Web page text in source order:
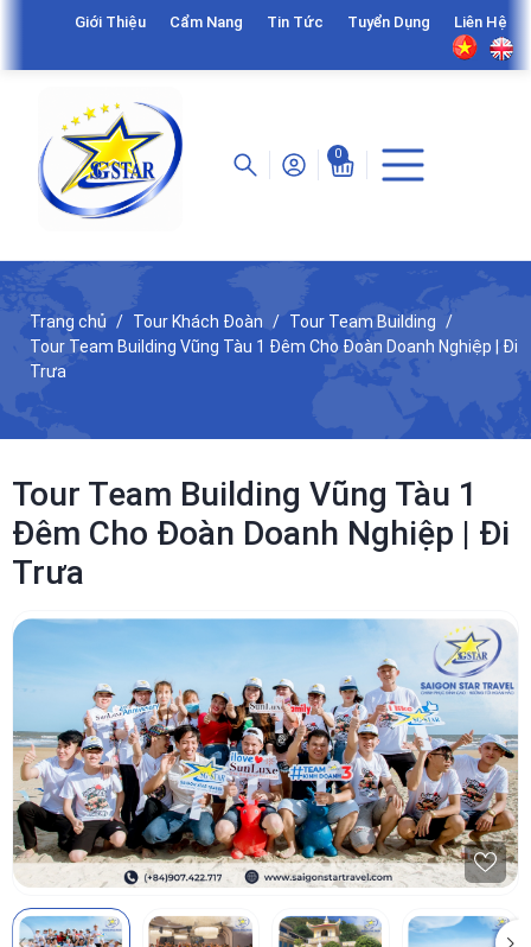
Giới Thiệu Cẩm Nang Tin Tức Tuyển Dụng Liên Hệ
0
Trang chủ Tour Khách Đoàn
Tour Team Building
Tour Team Building Vũng Tàu 1 Đêm Cho Đoàn Doanh Nghiệp | Đi
Trưa
Tour Team Building Vũng Tàu 1
Đêm Cho Đoàn Doanh Nghiệp | Đi
Trưa